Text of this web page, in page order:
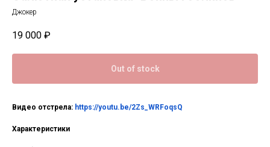
Джокер
19 000 ₽
Out of stock
Видео отстрела: https://youtu.be/2Zs_WRFoqsQ
Характеристики